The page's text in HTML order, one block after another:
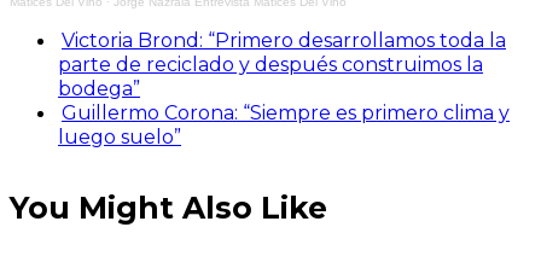
Victoria Brond: “Primero desarrollamos toda la
parte de reciclado y después construimos la
bodega”
Guillermo Corona: “Siempre es primero clima y
luego suelo”
You Might Also Like